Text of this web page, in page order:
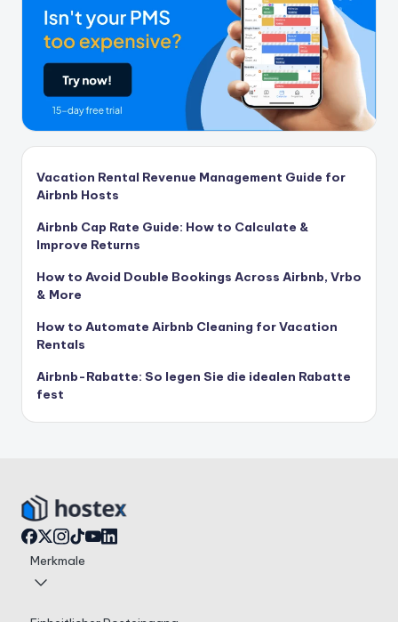
Vacation Rental Revenue Management Guide for
Airbnb Hosts
Airbnb Cap Rate Guide: How to Calculate &
Improve Returns
How to Avoid Double Bookings Across Airbnb, Vrbo
& More
How to Automate Airbnb Cleaning for Vacation
Rentals
Airbnb-Rabatte: So legen Sie die idealen Rabatte
fest
Merkmale